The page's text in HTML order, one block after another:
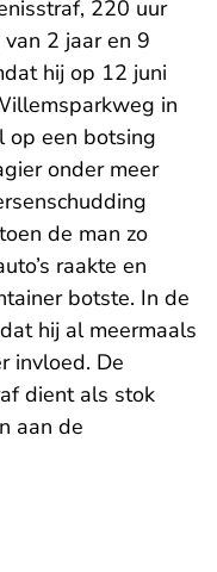
220 uur
2 jaar en 9
hij op 12 juni
in
op een botsing
onder meer
de man zo
raakte en
botste. In de
hij al meermaals
invloed. De
dient als stok
aan de